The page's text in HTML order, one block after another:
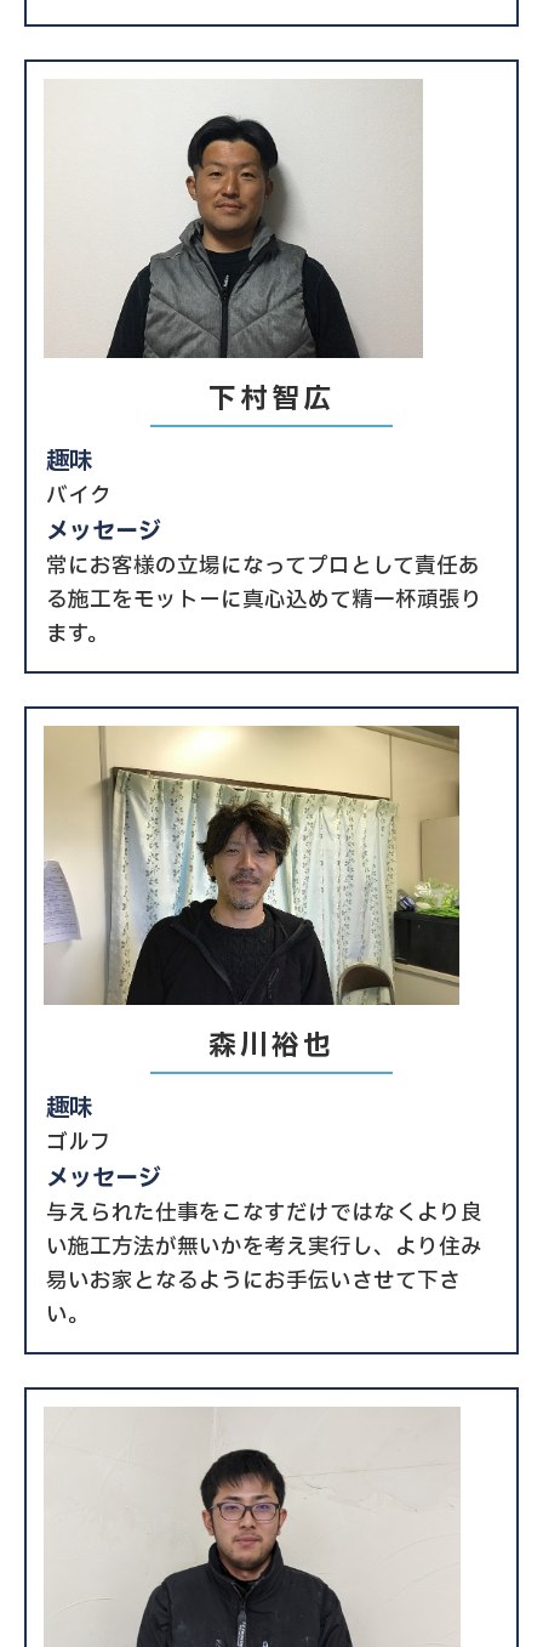
下村智広
趣味
バイク
メッセージ
常にお客様の立場になってプロとして責任あ
る施工をモットーに真心込めて精一杯頑張り
ます。
森川裕也
趣味
ゴルフ
メッセージ
与えられた仕事をこなすだけではなくより良
い施工方法が無いかを考え実行し、より住み
易いお家となるようにお手伝いさせて下さ
い。